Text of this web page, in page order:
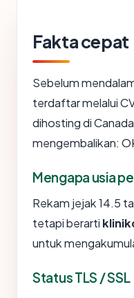
Fakta cepat
Sebelum
terdaftar melalui
dihosting di
mengembalikan:
Mengapa usia
Rekam jejak 14.5
tetapi berarti
untuk
Status TLS / SSL